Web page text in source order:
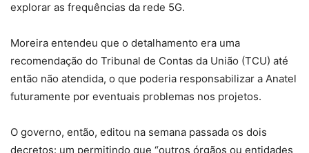
explorar as frequências da rede 5G.
Moreira entendeu que o detalhamento era uma
recomendação do Tribunal de Contas da União (TCU) até
então não atendida, o que poderia responsabilizar a Anatel
futuramente por eventuais problemas nos projetos.
O governo, então, editou na semana passada os dois
decretos: um permitindo que “outros órgãos ou entidades